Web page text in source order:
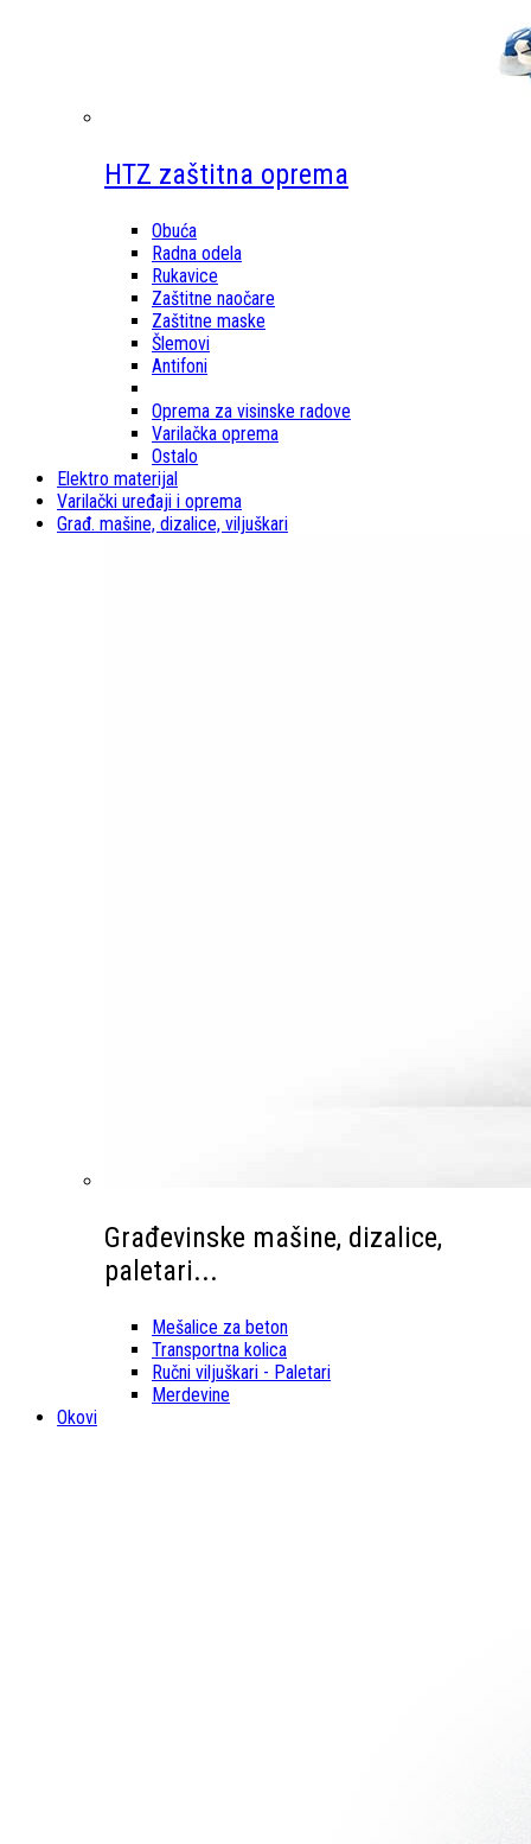
HTZ zaštitna oprema
Obuća
Radna odela
Rukavice
Zaštitne naočare
Zaštitne maske
Šlemovi
Antifoni
Oprema za visinske radove
Varilačka oprema
Ostalo
Elektro materijal
Varilački uređaji i oprema
Građ. mašine, dizalice, viljuškari
Građevinske mašine, dizalice,
paletari...
Mešalice za beton
Transportna kolica
Ručni viljuškari - Paletari
Merdevine
Okovi